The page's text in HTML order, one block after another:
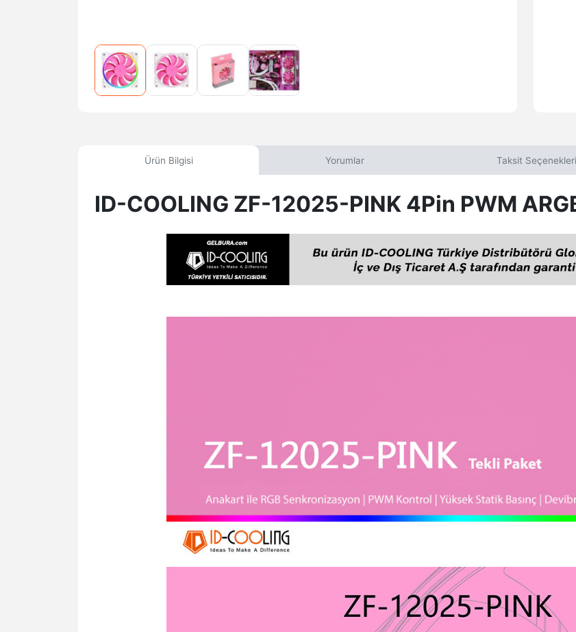
Ürün Bilgisi Yorumlar Taksit Seçenekleri
ID-COOLING ZF-12025-PINK 4Pin PWM